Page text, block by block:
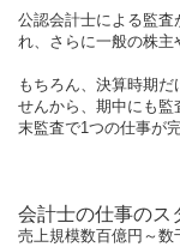
公認会計士による監査
れ、さらに一般の株主
もちろん、決算時期
せんから、期中にも監
末監査で1つの仕事が
会計士の仕事のス
売上規模数百億円～